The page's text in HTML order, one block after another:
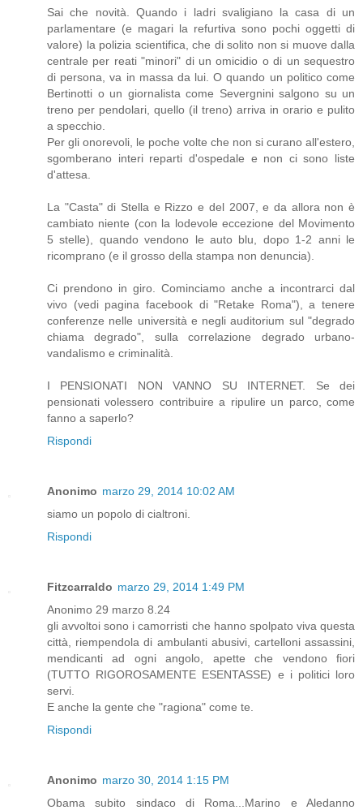
Sai che novità. Quando i ladri svaligiano la casa di un
parlamentare (e magari la refurtiva sono pochi oggetti di
valore) la polizia scientifica, che di solito non si muove dalla
centrale per reati "minori" di un omicidio o di un sequestro
di persona, va in massa da lui. O quando un politico come
Bertinotti o un giornalista come Severgnini salgono su un
treno per pendolari, quello (il treno) arriva in orario e pulito
a specchio.
Per gli onorevoli, le poche volte che non si curano all'estero,
sgomberano interi reparti d'ospedale e non ci sono liste
d'attesa.
La "Casta" di Stella e Rizzo e del 2007, e da allora non è
cambiato niente (con la lodevole eccezione del Movimento
5 stelle), quando vendono le auto blu, dopo 1-2 anni le
ricomprano (e il grosso della stampa non denuncia).
Ci prendono in giro. Cominciamo anche a incontrarci dal
vivo (vedi pagina facebook di "Retake Roma"), a tenere
conferenze nelle università e negli auditorium sul "degrado
chiama degrado", sulla correlazione degrado urbano-
vandalismo e criminalità.
I PENSIONATI NON VANNO SU INTERNET. Se dei
pensionati volessero contribuire a ripulire un parco, come
fanno a saperlo?
Rispondi
Anonimo marzo 29, 2014 10:02 AM
siamo un popolo di cialtroni.
Rispondi
Fitzcarraldo marzo 29, 2014 1:49 PM
Anonimo 29 marzo 8.24
gli avvoltoi sono i camorristi che hanno spolpato viva questa
città, riempendola di ambulanti abusivi, cartelloni assassini,
mendicanti ad ogni angolo, apette che vendono fiori
(TUTTO RIGOROSAMENTE ESENTASSE) e i politici loro
servi.
E anche la gente che "ragiona" come te.
Rispondi
Anonimo marzo 30, 2014 1:15 PM
Obama subito sindaco di Roma...Marino e Aledanno